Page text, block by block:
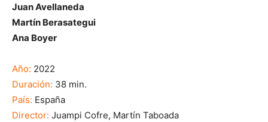
Juan Avellaneda
Martín Berasategui
Ana Boyer
Año: 2022
Duración: 38 min.
País: España
Director: Juampi Cofre, Martín Taboada